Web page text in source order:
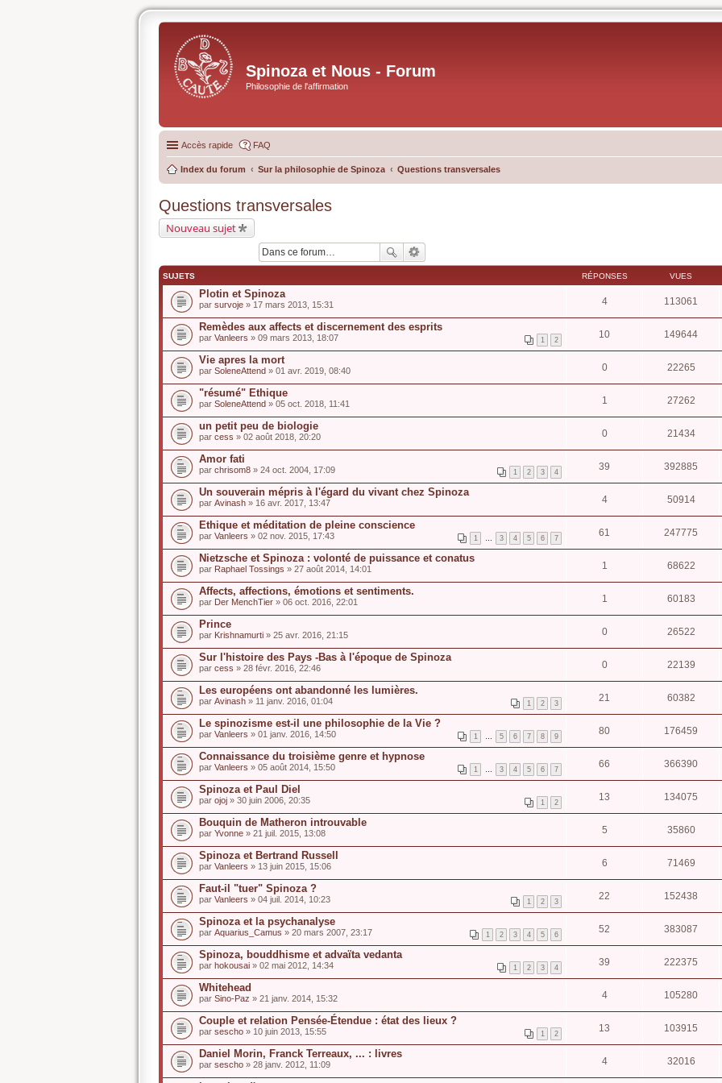
Spinoza et Nous - Forum
Philosophie de l'affirmation
Accès rapide FAQ
Index du forum Sur la philosophie de Spinoza Questions transversales
Questions transversales
Nouveau sujet
SUJETS RÉPONSES VUES
Plotin et Spinoza
par survoje » 17 mars 2013, 15:31 4 113061
Remèdes aux affects et discernement des esprits
1 2
par Vanleers » 09 mars 2013, 18:07 10 149644
Vie apres la mort
par SoleneAttend » 01 avr. 2019, 08:40 0 22265
"résumé" Ethique
par SoleneAttend » 05 oct. 2018, 11:41 1 27262
un petit peu de biologie
par cess » 02 août 2018, 20:20 0 21434
Amor fati
1 2 3 4
par chrisom8 » 24 oct. 2004, 17:09 39 392885
Un souverain mépris à l'égard du vivant chez Spinoza
par Avinash » 16 avr. 2017, 13:47 4 50914
Ethique et méditation de pleine conscience
1 … 3 4 5 6 7
par Vanleers » 02 nov. 2015, 17:43 61 247775
Nietzsche et Spinoza : volonté de puissance et conatus
par Raphael Tossings » 27 août 2014, 14:01 1 68622
Affects, affections, émotions et sentiments.
par Der MenchTier » 06 oct. 2016, 22:01 1 60183
Prince
par Krishnamurti » 25 avr. 2016, 21:15 0 26522
Sur l'histoire des Pays -Bas à l'époque de Spinoza
par cess » 28 févr. 2016, 22:46 0 22139
Les européens ont abandonné les lumières.
1 2 3
par Avinash » 11 janv. 2016, 01:04 21 60382
Le spinozisme est-il une philosophie de la Vie ?
1 … 5 6 7 8 9
par Vanleers » 01 janv. 2016, 14:50 80 176459
Connaissance du troisième genre et hypnose
1 … 3 4 5 6 7
par Vanleers » 05 août 2014, 15:50 66 366390
Spinoza et Paul Diel
1 2
par ojoj » 30 juin 2006, 20:35 13 134075
Bouquin de Matheron introuvable
par Yvonne » 21 juil. 2015, 13:08 5 35860
Spinoza et Bertrand Russell
par Vanleers » 13 juin 2015, 15:06 6 71469
Faut-il "tuer" Spinoza ?
1 2 3
par Vanleers » 04 juil. 2014, 10:23 22 152438
Spinoza et la psychanalyse
1 2 3 4 5 6
par Aquarius_Camus » 20 mars 2007, 23:17 52 383087
Spinoza, bouddhisme et advaïta vedanta
1 2 3 4
par hokousai » 02 mai 2012, 14:34 39 222375
Whitehead
par Sino-Paz » 21 janv. 2014, 15:32 4 105280
Couple et relation Pensée-Étendue : état des lieux ?
1 2
par sescho » 10 juin 2013, 15:55 13 103915
Daniel Morin, Franck Terreaux, ... : livres
par sescho » 28 janv. 2012, 11:09 4 32016